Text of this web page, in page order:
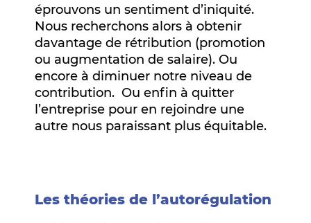
éprouvons un sentiment d’iniquité.
Nous recherchons alors à obtenir
davantage de rétribution (promotion
ou augmentation de salaire). Ou
encore à diminuer notre niveau de
contribution. Ou enfin à quitter
l’entreprise pour en rejoindre une
autre nous paraissant plus équitable.
Les théories de l’autorégulation